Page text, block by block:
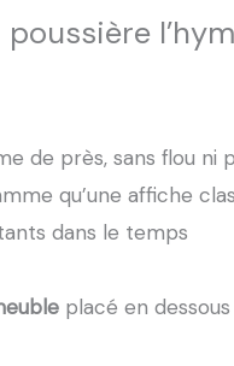
de près, sans flou ni
qu’une affiche
dans le temps
placé en dessous